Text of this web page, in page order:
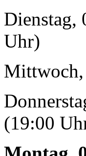
Dienstag,
Uhr)
Mittwoch,
(19:00